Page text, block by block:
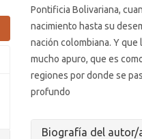
Pontificia Bolivariana,
nacimiento hasta su
nación colombiana. Y
mucho apuro, que es
regiones por donde se
profundo
Detalles
Biografía del autor/